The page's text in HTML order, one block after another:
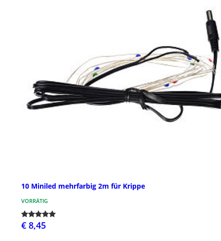
10 Miniled mehrfarbig 2m für Krippe
VORRÄTIG
€ 8,45